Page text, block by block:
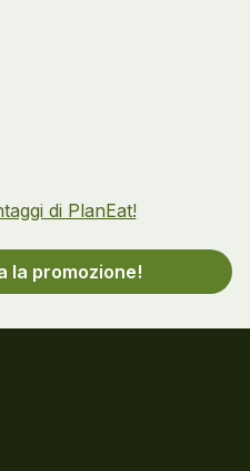
di PlanEat!
la promozione!